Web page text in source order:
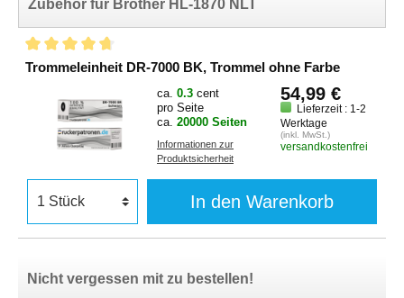
Zubehör für Brother HL-1870 NLT
Trommeleinheit DR-7000 BK, Trommel ohne Farbe
ca. 0.3 cent
pro Seite
ca. 20000 Seiten
Informationen zur
Produktsicherheit
54,99 €
Lieferzeit : 1-2
Werktage
(inkl. MwSt.)
versandkostenfrei
In den Warenkorb
Nicht vergessen mit zu bestellen!